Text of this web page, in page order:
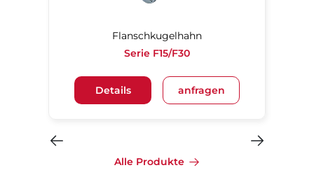
Flanschkugelhahn
Serie F15/F30
Details anfragen
Alle Produkte